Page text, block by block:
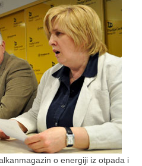
o energiji iz otpada i